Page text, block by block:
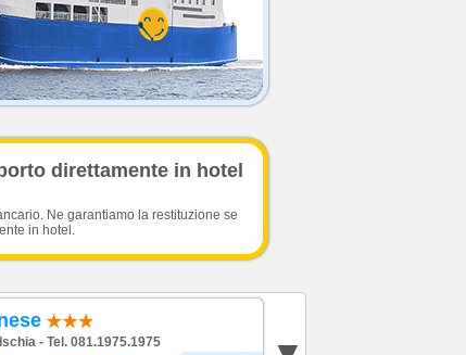
direttamente in hotel
Ne garantiamo la restituzione se
in hotel.
- Tel. 081.1975.1975